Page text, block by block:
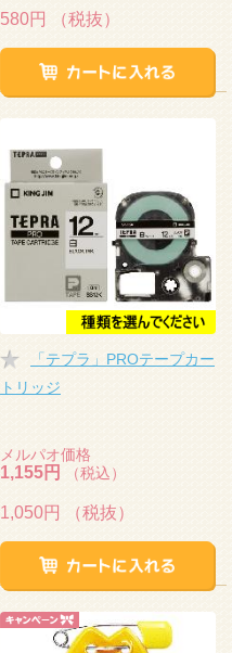
580円 （税抜）
「テプラ」PROテープカー
トリッジ
メルパオ価格
1,155円 （税込）
1,050円 （税抜）